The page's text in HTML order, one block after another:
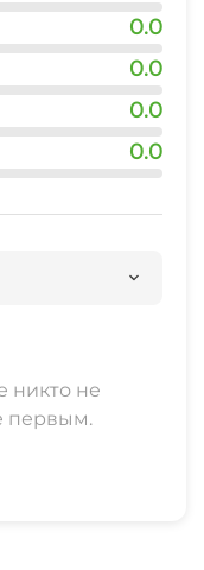
0.0
0.0
0.0
0.0
никто не
первым.